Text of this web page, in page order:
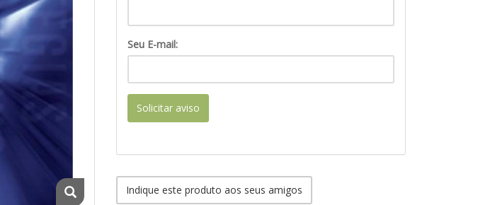
Seu E-mail:
Solicitar aviso
Indique este produto aos seus amigos